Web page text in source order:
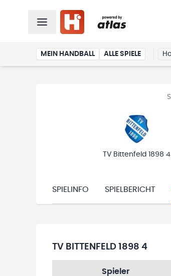
MEIN HANDBALL ALLE SPIELE
TV Bittenfeld 1898 4
SPIELINFO SPIELBERICHT
TV BITTENFELD 1898 4
Spieler